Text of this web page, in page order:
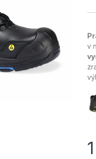
v